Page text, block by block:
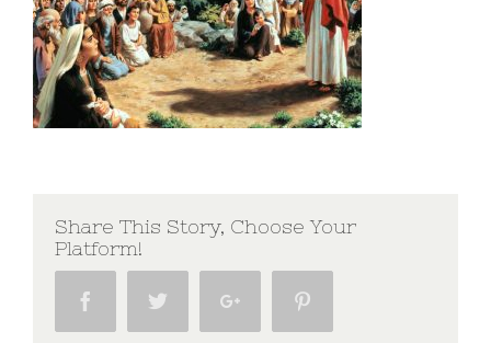
Share This Story, Choose Your
Platform!
Facebook Twitter Google+